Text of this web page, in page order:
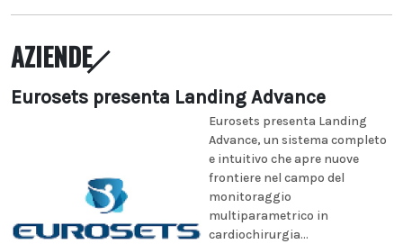
AZIENDE
Eurosets presenta Landing Advance
Eurosets presenta Landing
Advance, un sistema completo
e intuitivo che apre nuove
frontiere nel campo del
monitoraggio
multiparametrico in
cardiochirurgia...